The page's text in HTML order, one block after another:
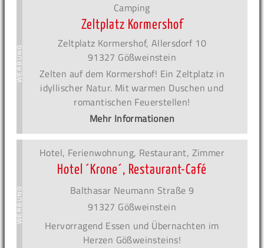
Camping
Zeltplatz Kormershof
Zeltplatz Kormershof, Allersdorf 10
91327 Gößweinstein
Zelten auf dem Kormershof! Ein Zeltplatz in
idyllischer Natur. Mit warmen Duschen und
romantischen Feuerstellen!
Mehr Informationen
Hotel, Ferienwohnung, Restaurant, Zimmer
Hotel ´Krone´, Restaurant-Café
Balthasar Neumann Straße 9
91327 Gößweinstein
Hervorragend Essen und Übernachten im
Herzen Gößweinsteins!